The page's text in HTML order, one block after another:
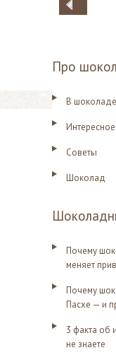
Про
В шоколаде
Интересное
Советы
Шоколад
Почему
меняет
Почему
Пасхе — и
3 факта об
не знаете